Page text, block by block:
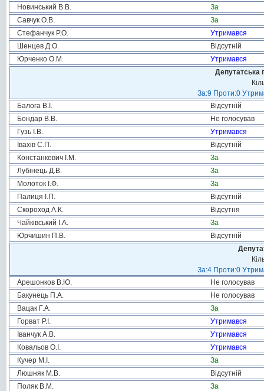
Новинський В.В.
За
Савчук О.В.
За
Стефанчук Р.О.
Утримався
Шенцев Д.О.
Відсутній
Юрченко О.М.
Утримався
Депутатська
За:9 Проти:0
Балога В.І.
Відсутній
Бондар В.В.
Не голосував
Гузь І.В.
Утримався
Івахів С.П.
Відсутній
Констанкевич І.М.
За
Лубінець Д.В.
За
Молоток І.Ф.
За
Палиця І.П.
Відсутній
Скороход А.К.
Відсутня
Чайківський І.А.
За
Юрчишин П.В.
Відсутній
За:4 Проти:0
Арешонков В.Ю.
Не голосував
Бакунець П.А.
Не голосував
Вацак Г.А.
За
Горват Р.І.
Утримався
Іванчук А.В.
Утримався
Ковальов О.І.
Утримався
Кучер М.І.
За
Люшняк М.В.
Відсутній
Поляк В.М.
За